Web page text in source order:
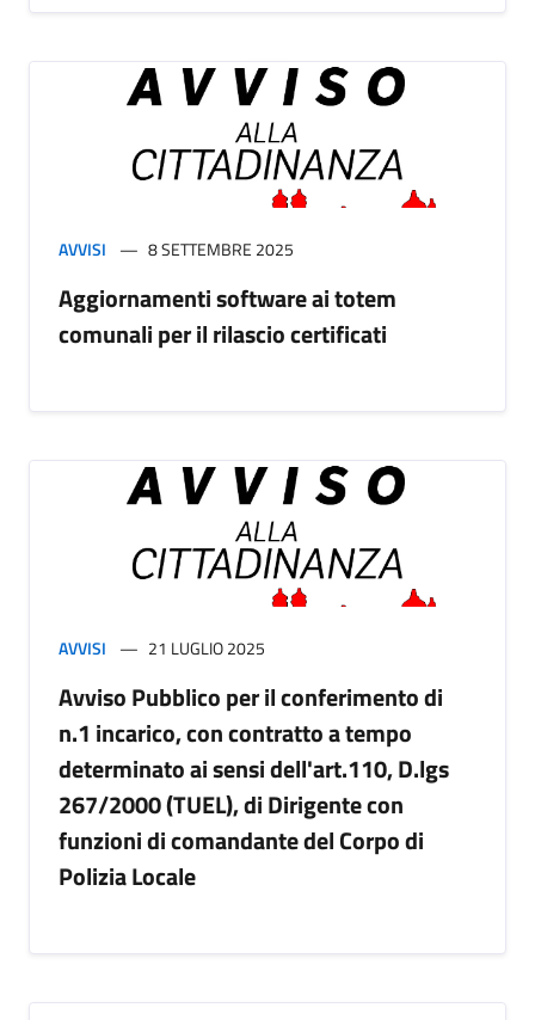
AVVISI 8 SETTEMBRE 2025
Aggiornamenti software ai totem
comunali per il rilascio certificati
AVVISI 21 LUGLIO 2025
Avviso Pubblico per il conferimento di
n.1 incarico, con contratto a tempo
determinato ai sensi dell'art.110, D.lgs
267/2000 (TUEL), di Dirigente con
funzioni di comandante del Corpo di
Polizia Locale